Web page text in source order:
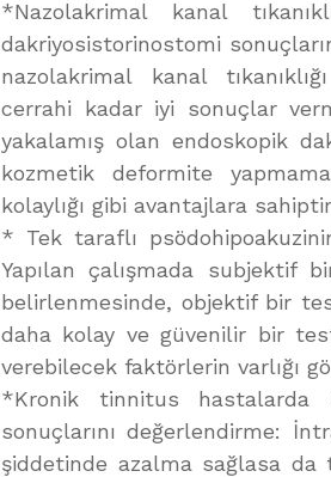
*Nazolakrimal kanal
dakriyosistorinostomi
nazolakrimal kanal
cerrahi kadar iyi sonuçlar
yakalamış olan endoskopik
kozmetik deformite
kolaylığı gibi avantajlara
* Tek taraflı
Yapılan çalışmada subjektif
belirlenmesinde, objektif bir
daha kolay ve güvenilir bir
verebilecek faktörlerin varlığı
*Kronik tinnitus hastalarda
sonuçlarını değerlendirme:
şiddetinde azalma sağlasa da